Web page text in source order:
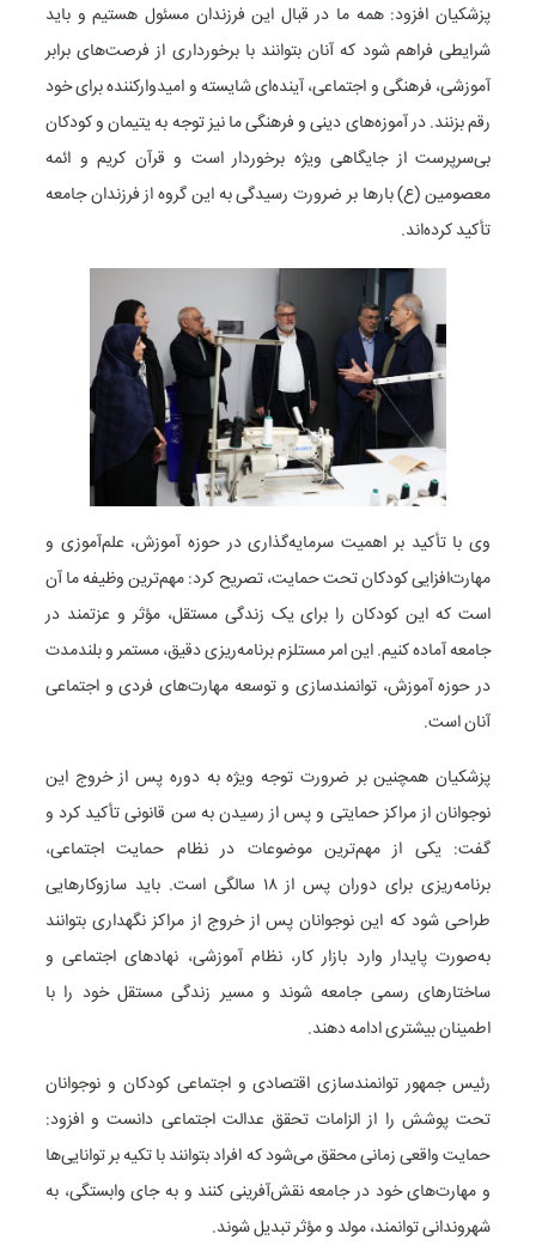
پزشکیان افزود: همه ما در قبال این فرزندان مسئول هستیم و باید
شرایطی فراهم شود که آنان بتوانند با برخورداری از فرصت‌های برابر
آموزشی، فرهنگی و اجتماعی، آینده‌ای شایسته و امیدوارکننده برای خود
رقم بزنند. در آموزه‌های دینی و فرهنگی ما نیز توجه به یتیمان و کودکان
بی‌سرپرست از جایگاهی ویژه برخوردار است و قرآن کریم و ائمه
معصومین (ع) بارها بر ضرورت رسیدگی به این گروه از فرزندان جامعه
تأکید کرده‌اند.
وی با تأکید بر اهمیت سرمایه‌گذاری در حوزه آموزش، علم‌آموزی و
مهارت‌افزایی کودکان تحت حمایت، تصریح کرد: مهم‌ترین وظیفه ما آن
است که این کودکان را برای یک زندگی مستقل، مؤثر و عزتمند در
جامعه آماده کنیم. این امر مستلزم برنامه‌ریزی دقیق، مستمر و بلندمدت
در حوزه آموزش، توانمندسازی و توسعه مهارت‌های فردی و اجتماعی
آنان است.
پزشکیان همچنین بر ضرورت توجه ویژه به دوره پس از خروج این
نوجوانان از مراکز حمایتی و پس از رسیدن به سن قانونی تأکید کرد و
گفت: یکی از مهم‌ترین موضوعات در نظام حمایت اجتماعی،
برنامه‌ریزی برای دوران پس از ۱۸ سالگی است. باید سازوکارهایی
طراحی شود که این نوجوانان پس از خروج از مراکز نگهداری بتوانند
به‌صورت پایدار وارد بازار کار، نظام آموزشی، نهادهای اجتماعی و
ساختارهای رسمی جامعه شوند و مسیر زندگی مستقل خود را با
اطمینان بیشتری ادامه دهند.
رئیس جمهور توانمندسازی اقتصادی و اجتماعی کودکان و نوجوانان
تحت پوشش را از الزامات تحقق عدالت اجتماعی دانست و افزود:
حمایت واقعی زمانی محقق می‌شود که افراد بتوانند با تکیه بر توانایی‌ها
و مهارت‌های خود در جامعه نقش‌آفرینی کنند و به جای وابستگی، به
شهروندانی توانمند، مولد و مؤثر تبدیل شوند.